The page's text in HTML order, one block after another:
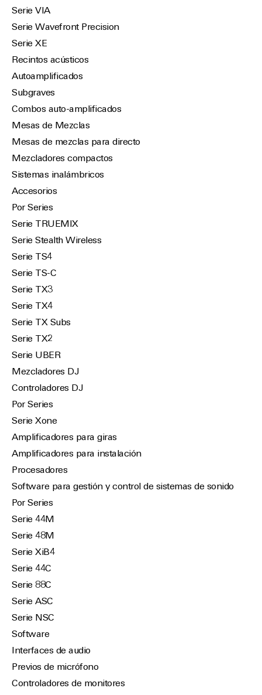
Serie VIA
Serie Wavefront Precision
Serie XE
Recintos acústicos
Autoamplificados
Subgraves
Combos auto-amplificados
Mesas de Mezclas
Mesas de mezclas para directo
Mezcladores compactos
Sistemas inalámbricos
Accesorios
Por Series
Serie TRUEMIX
Serie Stealth Wireless
Serie TS4
Serie TS-C
Serie TX3
Serie TX4
Serie TX Subs
Serie TX2
Serie UBER
Mezcladores DJ
Controladores DJ
Por Series
Serie Xone
Amplificadores para giras
Amplificadores para instalación
Procesadores
Software para gestión y control de sistemas de sonido
Por Series
Serie 44M
Serie 48M
Serie XiB4
Serie 44C
Serie 88C
Serie ASC
Serie NSC
Software
Interfaces de audio
Previos de micrófono
Controladores de monitores